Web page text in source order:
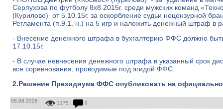
Серпухова по футболу 8х8 2015г. среди мужских команд
(Курилово) от 5.10.15г. за оскорбление судьи нецензурной
Регламента (п.9.1. н.) на 5 игр и наложить денежный штраф в
- Внесение денежного штрафа в бухгалтерию ФФС должно
17.10.15г.
- В случае невнесения денежного штрафа в указанный срок
все соревнования, проводимые под эгидой ФФС.
2.Решение Президиума ФФС опубликовать на
08.08.2026 1175 | 0